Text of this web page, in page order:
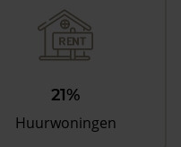
21%
Huurwoningen